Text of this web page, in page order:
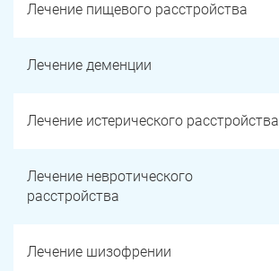
Лечение пищевого расстройства
Лечение деменции
Лечение истерического расстройства
Лечение невротического
расстройства
Лечение шизофрении